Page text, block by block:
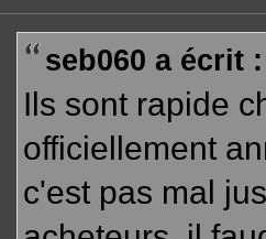
e
g
seb060 a écrit :
Ils sont rapide
officiellement
c'est pas mal